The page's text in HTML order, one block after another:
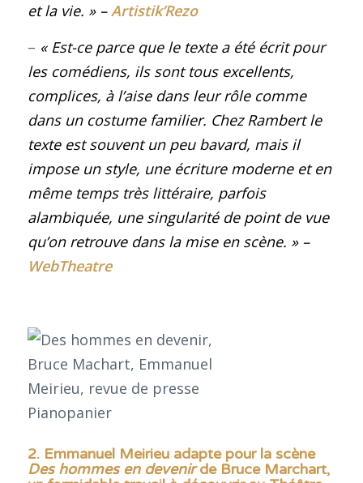
et la vie. » –Artistik’Rezo
– « Est-ce parce que le texte a été écrit pour
les comédiens, ils sont tous excellents,
complices, à l’aise dans leur rôle comme
dans un costume familier. Chez Rambert le
texte est souvent un peu bavard, mais il
impose un style, une écriture moderne et en
même temps très littéraire, parfois
alambiquée, une singularité de point de vue
qu’on retrouve dans la mise en scène. » –
WebTheatre
2. Emmanuel Meirieu adapte pour la scène
Des hommes en devenirde Bruce Marchart,